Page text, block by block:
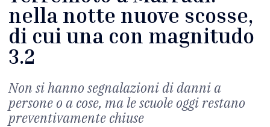
nella notte nuove scosse,
di cui una con magnitudo
3.2
Non si hanno segnalazioni di danni a
persone o a cose, ma le scuole oggi restano
preventivamente chiuse